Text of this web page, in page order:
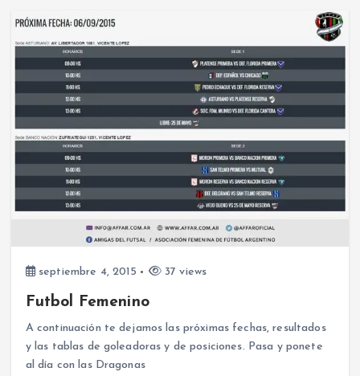
septiembre 4, 2015 37 views
Futbol Femenino
A continuación te dejamos las próximas fechas, resultados
y las tablas de goleadoras y de posiciones. Pasa y ponete
al día con las Dragonas